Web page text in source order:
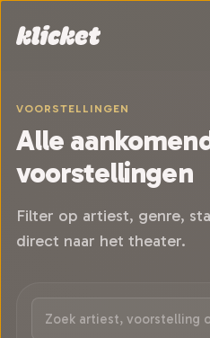
VOORSTELLINGEN
Alle
voorstellingen
Filter op artiest, genre,
direct naar het theater.